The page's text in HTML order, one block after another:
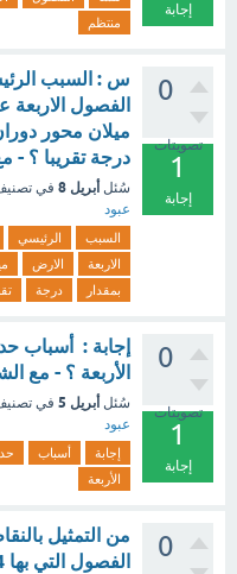
إجابة
منتظم
0
تصويتات
1
إجابة
س : السبب
الفصول الاربعة
درجة تقريبا ؟ -
سُئل أبريل 8 في
عبود
السبب الرئيسي
الاربعة
الارض
بمقدار
درجة
0
تصويتات
1
إجابة
إجابة : أسباب
الأربعة ؟ - مع
سُئل أبريل 5 في
عبود
إجابة أسباب
الأربعة
0
من التمثيل